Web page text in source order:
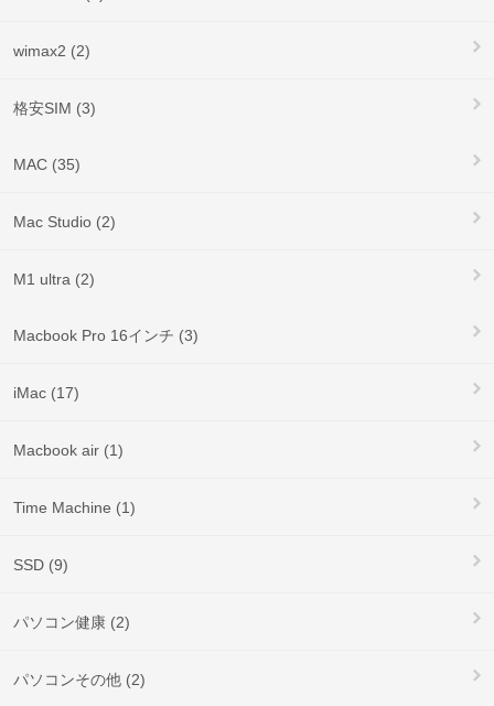
wimax2 (2)
格安SIM (3)
MAC (35)
Mac Studio (2)
M1 ultra (2)
Macbook Pro 16インチ (3)
iMac (17)
Macbook air (1)
Time Machine (1)
SSD (9)
パソコン健康 (2)
パソコンその他 (2)